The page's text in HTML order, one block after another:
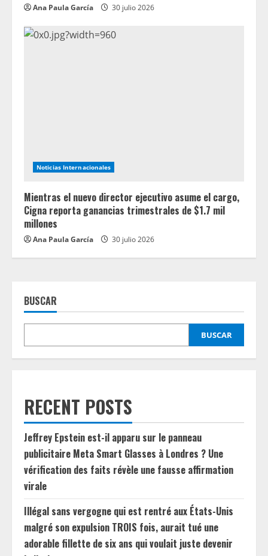
Ana Paula García 30 julio 2026
Noticias Internacionales
Mientras el nuevo director ejecutivo asume el cargo,
Cigna reporta ganancias trimestrales de $1.7 mil
millones
Ana Paula García 30 julio 2026
BUSCAR
BUSCAR
RECENT POSTS
Jeffrey Epstein est-il apparu sur le panneau
publicitaire Meta Smart Glasses à Londres ? Une
vérification des faits révèle une fausse affirmation
virale
Illégal sans vergogne qui est rentré aux États-Unis
malgré son expulsion TROIS fois, aurait tué une
adorable fillette de six ans qui voulait juste devenir